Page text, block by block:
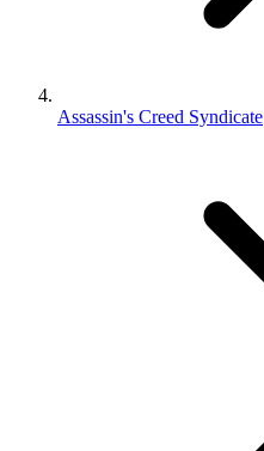
Assassin's Creed Syndicate